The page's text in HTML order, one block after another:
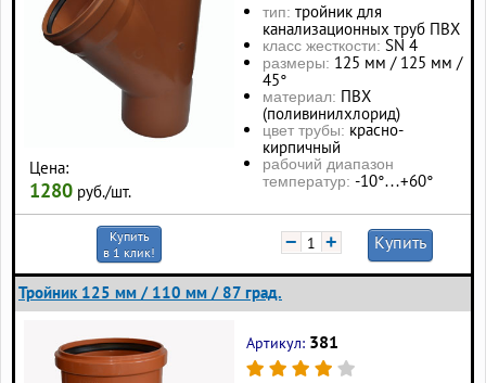
Цена:
1280 руб./шт.
тип: тройник для
канализационных труб ПВХ
класс жесткости: SN 4
размеры: 125 мм / 125 мм /
45°
материал: ПВХ
(поливинилхлорид)
цвет трубы: красно-
кирпичный
рабочий диапазон
температур: -10°…+60°
Купить
в 1 клик!
− + Купить
Тройник 125 мм / 110 мм / 87 град.
Артикул: 381